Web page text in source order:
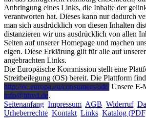
Anbringung eines Links, die Inhalte der
verantworten hat. Dieses kann nur dadurch
man sich ausdrücklich von diesen Inhalten
distanzieren wir uns ausdrücklich von allen
Seiten auf unserer Homepage und machen
eigen. Diese Erklärung gilt für alle auf
angebrachten Links.
Die Europäische Kommission stellt eine
Streitbeilegung (OS) bereit. Die Plattform
http://ec.europa.eu/consumers/odr/Unsere E-
info@bhvd.de.
Seitenanfang Impressum AGB Widerruf
Urheberrechte Kontakt Links Katalog